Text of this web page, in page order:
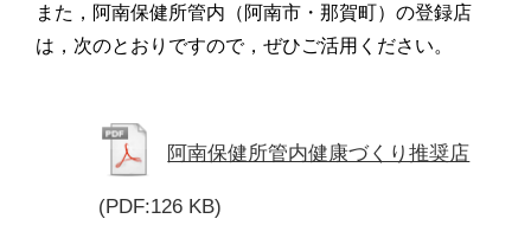
また，阿南保健所管内（阿南市・那賀町）の登録店
は，次のとおりですので，ぜひご活用ください。
阿南保健所管内健康づくり推奨店
(PDF:126 KB)